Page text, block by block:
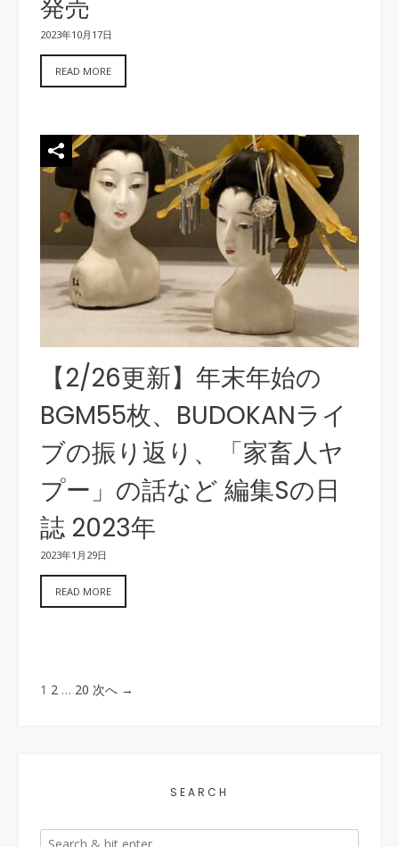
発売
2023年10月17日
READ MORE
【2/26更新】年末年始の
BGM55枚、BUDOKANライ
ブの振り返り、「家畜人ヤ
プー」の話など 編集Sの日
誌 2023年
2023年1月29日
READ MORE
1 2 … 20 次へ →
SEARCH